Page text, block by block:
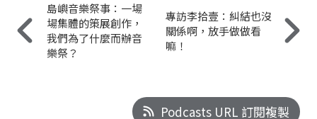
島嶼音樂祭事：一場
場集體的策展創作，
我們為了什麼而辦音
樂祭？
專訪李拾壹：糾結也沒
關係啊，放手做做看
嘛！
Podcasts URL 訂閱複製